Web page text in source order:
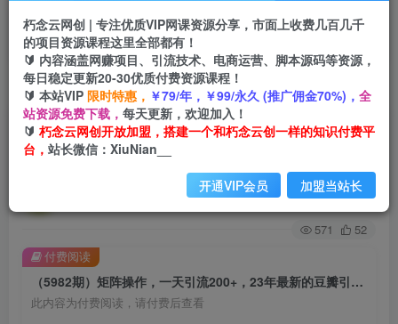
四导航 导航
APP下载
GO
首页 创业课程 会员专属 正文
（5982期）矩阵操作，一天引流200+，23年最新
的豆瓣引流方法！
关注 私信
571 52
（5982期）矩阵操作，一天引流200+，23年最新的豆瓣引流方法！
此内容为付费阅读，请付费后查看
付费阅读
朽念云网创 | 专注优质VIP网课资源分享，市面上收费几百几千
的项目资源课程这里全部都有！
🔰 内容涵盖网赚项目、引流技术、电商运营、脚本源码等资源，
每日稳定更新20-30优质付费资源课程！
🔰 本站VIP 限时特惠， ￥79/年，￥99/永久 (推广佣金70%)， 全
站资源免费下载， 每天更新，欢迎加入！
🔰 朽念云网创开放加盟，搭建一个和朽念云创一样的知识付费平
台， 站长微信：XiuNian__
开通VIP会员 加盟当站长